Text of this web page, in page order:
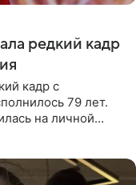
редкий кадр
кадр с
79 лет.
на личной